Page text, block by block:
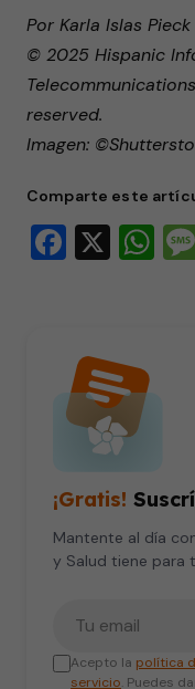
Por Karla Islas Pieck
© 2025 Hispanic
reserved.
Imagen:
Comparte este
X
¡Gratis!
Mantente al día
y Salud tiene para
Acepto la política
servicio. Puedes